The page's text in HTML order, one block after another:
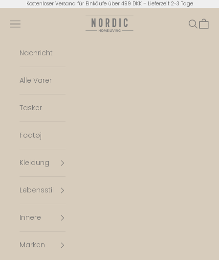
Zum Inhalt springen
Kostenloser Versand für Einkäufe über 499 DKK – Lieferzeit 2-3 Tage
Nordic Home Living
Menü Suchen
Nachricht
Alle Varer
Tasker
Fodtøj
Kleidung
Lebensstil
Innere
Marken